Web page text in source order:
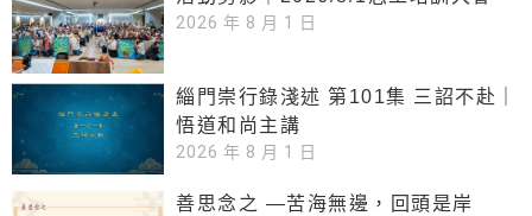
2026 年 8 月 1 日
緇門崇行錄淺述 第101集 三詔不赴｜
悟道和尚主講
2026 年 8 月 1 日
善思念之 —苦海無邊，回頭是岸